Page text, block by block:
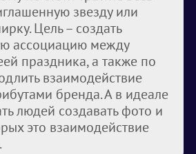
звезду или
Цель – создать
ассоциацию между
праздника, а также по
взаимодействие
бренда. А в идеале
людей создавать фото и
это взаимодействие